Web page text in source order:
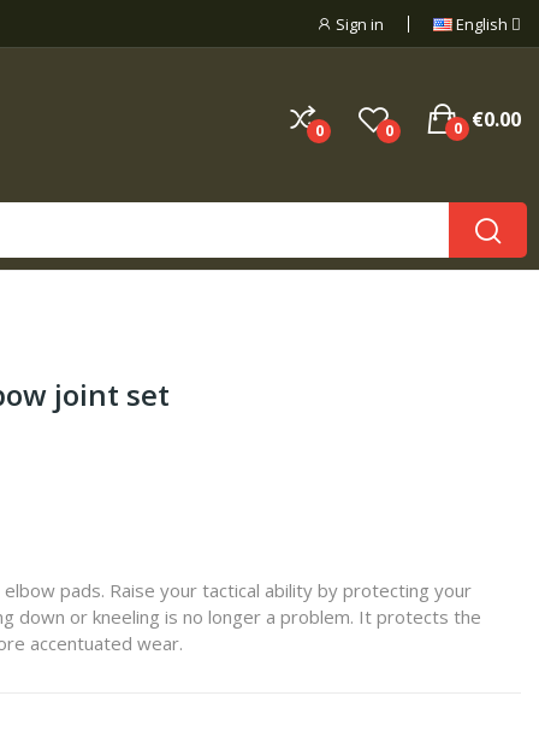
Sign in English
0 0 €0.00
0
joint set
pads. Raise your tactical ability by protecting your
down or kneeling is no longer a problem. It protects the
accentuated wear.